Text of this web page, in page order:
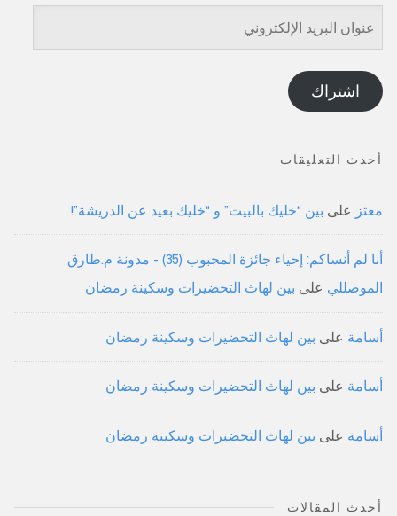
عنوان
البريد
الإلكتروني
اشتراك
أحدث التعليقات
معتز على بين “خليك بالبيت” و “خليك بعيد عن الدريشة”!
أنا لم أنساكم: إحياء جائزة المحبوب (35) - مدونة م.طارق
الموصللي على بين لهاث التحضيرات وسكينة رمضان
أسامة على بين لهاث التحضيرات وسكينة رمضان
أسامة على بين لهاث التحضيرات وسكينة رمضان
أسامة على بين لهاث التحضيرات وسكينة رمضان
أحدث المقالات